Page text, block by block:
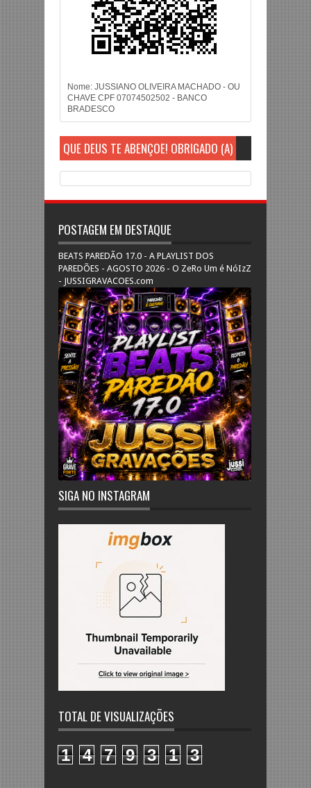
Nome: JUSSIANO OLIVEIRA MACHADO - OU
CHAVE CPF 07074502502 - BANCO
BRADESCO
QUE DEUS TE ABENÇOE! OBRIGADO (A)
POSTAGEM EM DESTAQUE
BEATS PAREDÃO 17.0 - A PLAYLIST DOS
PAREDÕES - AGOSTO 2026 - O ZeRo Um é NóIzZ
- JUSSIGRAVACOES.com
SIGA NO INSTAGRAM
TOTAL DE VISUALIZAÇÕES
1 4 7 9 3 1 3